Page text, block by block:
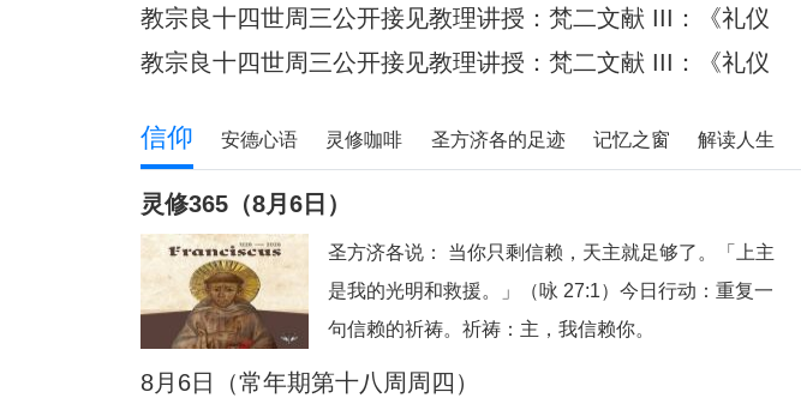
亲对子女的爱更为
教宗良十四世周三公开接见教理讲授：梵二文献 III：《礼仪
宪章》
教宗良十四世周三公开接见教理讲授：梵二文献 III：《礼仪
信仰 安德心语 灵修咖啡 圣方济各的足迹 记忆之窗 解读人生
青年之友 青葱岁月
灵修365（8月6日）
圣方济各说： 当你只剩信赖，天主就足够了。「上主
是我的光明和救援。」（咏 27:1）今日行动：重复一
句信赖的祈祷。祈祷：主，我信赖你。
8月6日（常年期第十八周周四）